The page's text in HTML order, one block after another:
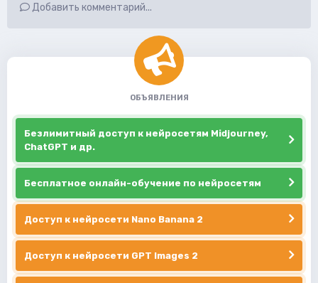
Добавить комментарий...
ОБЪЯВЛЕНИЯ
Безлимитный доступ к нейросетям Midjourney,
ChatGPT и др.
Бесплатное онлайн-обучение по нейросетям
Доступ к нейросети Nano Banana 2
Доступ к нейросети GPT Images 2